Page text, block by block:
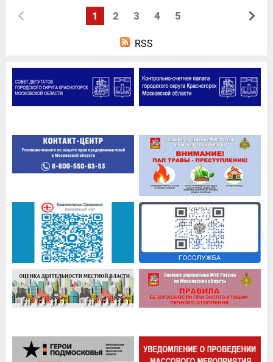
1 2 3 4 5
RSS